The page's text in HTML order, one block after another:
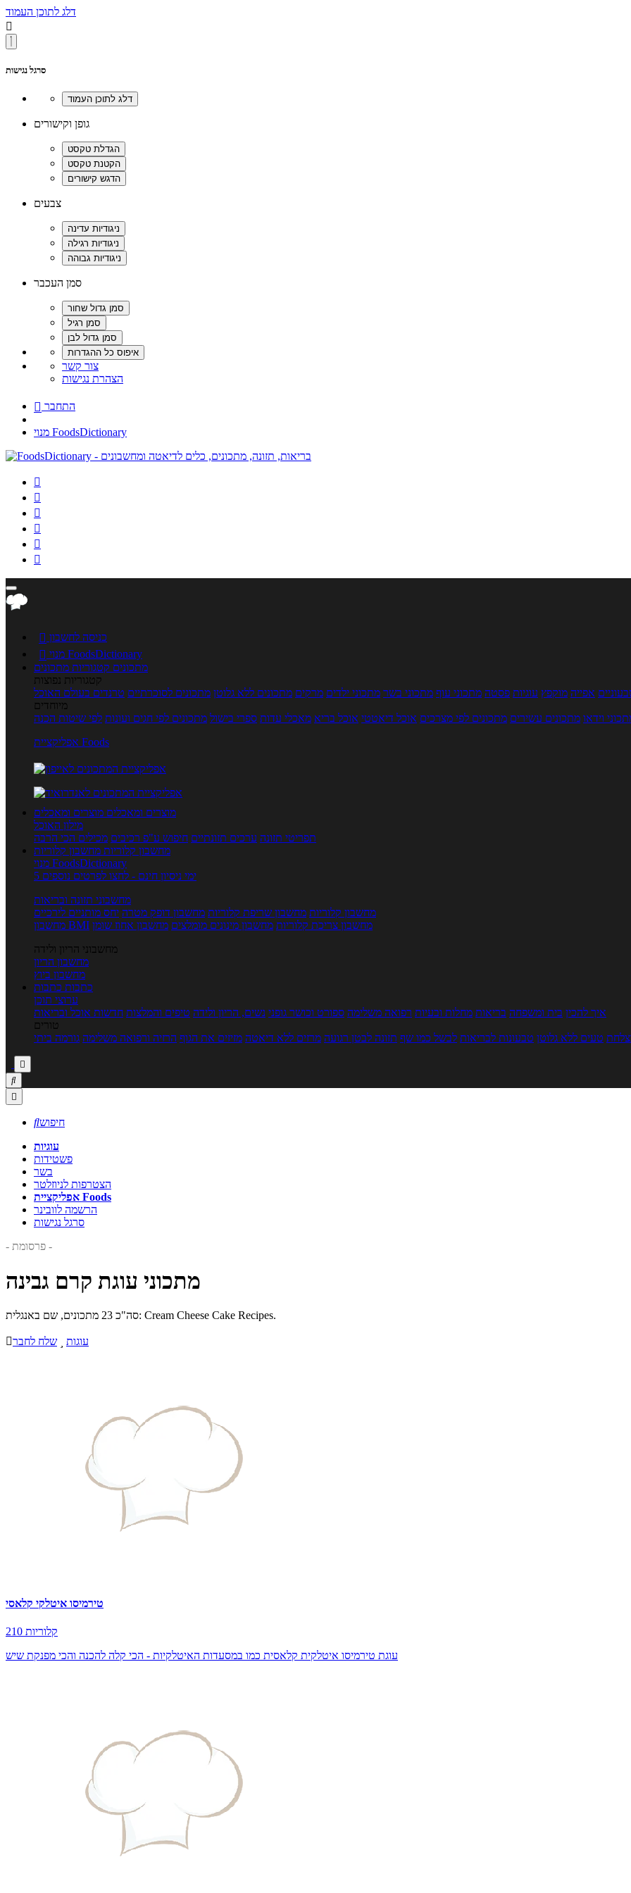
דלג לתוכן העמוד

סרגל נגישות
גופן וקישורים
צבעים
סמן העכבר
צור קשר
הצהרת נגישות
 התחבר
מנוי FoodsDictionary






 כניסה לחשבון

מנוי FoodsDictionary
מתכונים קטגוריות מתכונים
קטגוריות נפוצות
אפייה מוקפץ עוגיות פסטה מתכוני עוף מתכוני בשר מתכוני ילדים מרקים מתכונים ללא גלוטן מתכונים לסוכרתיים טרנדים בעולם האוכל
מיוחדים
וידאו מתכונים עשירים מתכונים לפי מצרכים אוכל דיאטטי אוכל בריא מאכלי עדות ספרי בישול מתכונים לפי חגים ועונות לפי שיטות הכנה
אפליקציית Foods
מוצרים ומאכלים מוצרים ומאכלים
מילון האוכל
תפריטי תזונה ערכים תזונתיים חיפוש ע"פ רכיבים מכילים הכי הרבה
מחשבון קלוריות מחשבון קלוריות
מנוי FoodsDictionary
5 ימי ניסיון חינם - לחצו לפרטים נוספים
מחשבוני תזונה ובריאות
מחשבון קלוריות מחשבון שריפת קלוריות מחשבון דופק מטרה יחס מותניים לירכיים
מחשבון BMI
מחשבון צריכת קלוריות מחשבון מינונים מומלצים מחשבון אחוז שומן
מחשבוני הריון ולידה
מחשבון הריון
מחשבון ביוץ
כתבות כתבות
ערוצי תוכן
איך להכין בית ומשפחה בריאות מחלות ובעיות רפואה משלימה ספורט וכושר גופני נשים, הריון ולידה טיפים והמלצות חדשות אוכל ובריאות
טורים
טעים ללא גלוטן טבעונות לבריאות לבשל כמו שף תזונה לבטן רגועה מרזים ללא דיאטה מזיזים את הגוף הרזיה ורפואה משלימה גורמה ביתי



חיפוש
עוגיות
פשטידות
בשר
הצטרפות לניוזלטר
אפליקציית Foods
הרשמה לוובינר
סרגל נגישות
- פרסומת -
מתכוני עוגת קרם גבינה
סה"כ 23 מתכונים, שם באנגלית: Cream Cheese Cake Recipes.
שלח לחבר עוגות
טירמיסו איטלקי קלאסי
210 קלוריות
עוגת טירמיסו איטלקית קלאסית כמו במסעדות האיטלקיות - הכי קלה להכנה והכי מפנקת שיש